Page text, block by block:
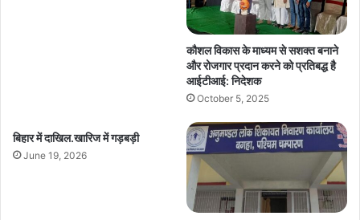
कौशल विकास के माध्यम से सशक्त बनाने
और रोजगार प्रदान करने को प्रतिबद्ध है
आईटीआई: निदेशक
October 5, 2025
बिहार में दाखिल.खारिज में गड़बड़ी
June 19, 2026